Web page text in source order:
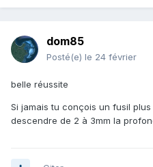
dom85
Posté(e) le 24 février
belle réussite
Si jamais tu conçois un fusil
descendre de 2 à 3mm la